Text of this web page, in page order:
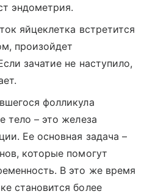
эндометрия.
яйцеклетка встретится
произойдет
зачатие не наступило,
фолликула
тело – это железа
Ее основная задача –
которые помогут
В это же время
становится более